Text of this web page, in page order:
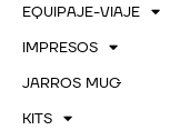
EQUIPAJE-VIAJE
IMPRESOS
JARROS MUG
KITS